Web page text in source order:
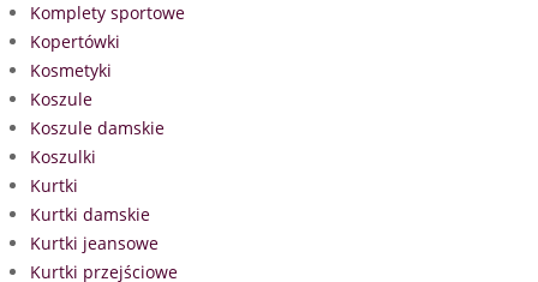
Komplety sportowe
Kopertówki
Kosmetyki
Koszule
Koszule damskie
Koszulki
Kurtki
Kurtki damskie
Kurtki jeansowe
Kurtki przejściowe